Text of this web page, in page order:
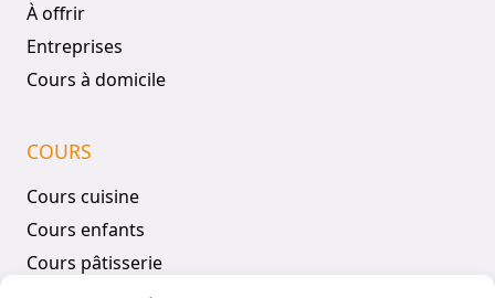
À offrir
Entreprises
Cours à domicile
COURS
Cours cuisine
Cours enfants
Cours pâtisserie